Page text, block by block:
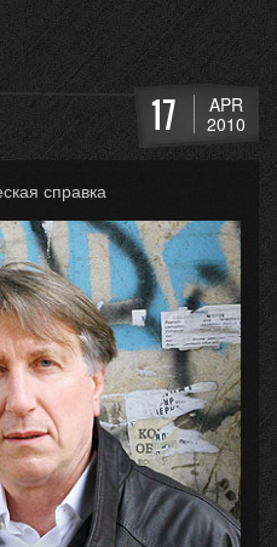
17
APR
2010
справка